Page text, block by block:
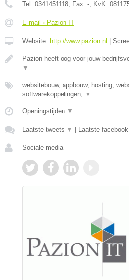
Tel: 0341451118, Fax: -, KvK:
E-mail › Pazion IT
Website: http://www.pazion.nl
Pazion heeft oog voor jouw
▼
websitebouw, appbouw, hosting,
softwarekoppelingen, ▼
Openingstijden ▼
Laatste tweets ▼ Laatste
Sociale media: